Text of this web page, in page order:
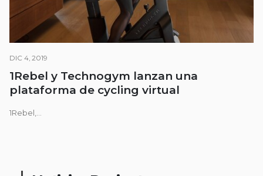
DIC 4, 2019
1Rebel y Technogym lanzan una
plataforma de cycling virtual
1Rebel,...